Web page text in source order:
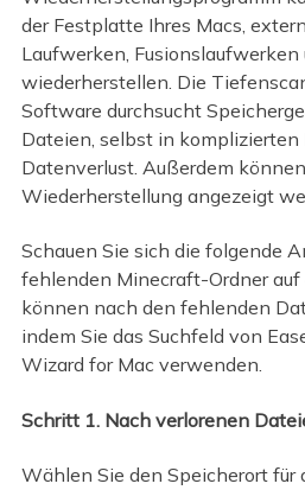
der Festplatte Ihres Macs,
Laufwerken, Fusionslaufwerken
wiederherstellen. Die
Software durchsucht
Dateien, selbst in komplizierten
Datenverlust. Außerdem
Wiederherstellung angezeigt
Schauen Sie sich die folgende
fehlenden Minecraft-Ordner auf
können nach den fehlenden
indem Sie das Suchfeld von
Wizard for Mac verwenden.
Schritt 1. Nach verlorenen
Wählen Sie den Speicherort für